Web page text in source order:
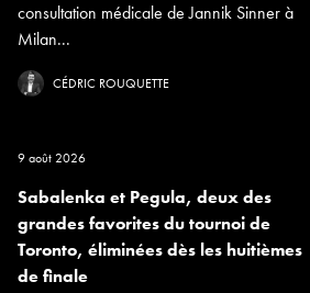
consultation médicale de Jannik Sinner à
Milan...
CÉDRIC ROUQUETTE
9 août 2026
Sabalenka et Pegula, deux des
grandes favorites du tournoi de
Toronto, éliminées dès les huitièmes
de finale